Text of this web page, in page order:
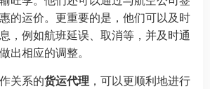
的运价。更重要的是，他们可以及时
，例如航班延误、取消等，并及时通
出相应的调整。
关系的货运代理 ，可以更顺利地进行